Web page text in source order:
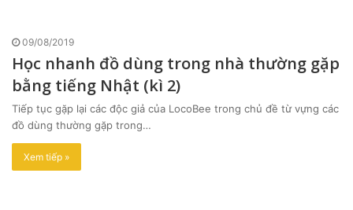
09/08/2019
Học nhanh đồ dùng trong nhà thường gặp
bằng tiếng Nhật (kì 2)
Tiếp tục gặp lại các độc giả của LocoBee trong chủ đề từ vựng các
đồ dùng thường gặp trong…
Xem tiếp »